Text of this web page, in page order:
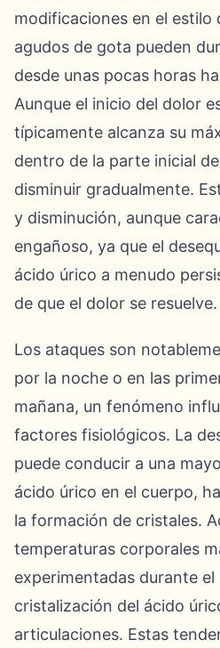
modificaciones en el estilo
agudos de gota pueden
desde unas pocas horas
Aunque el inicio del dolor
típicamente alcanza su
dentro de la parte inicial
disminuir gradualmente.
y disminución, aunque
engañoso, ya que el
ácido úrico a menudo
de que el dolor se resuelve.
Los ataques son
por la noche o en las
mañana, un fenómeno
factores fisiológicos. La
puede conducir a una
ácido úrico en el cuerpo,
la formación de cristales.
temperaturas corporales
experimentadas durante
cristalización del ácido
articulaciones. Estas